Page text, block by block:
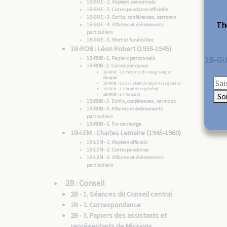
1B-GUE - 1. Papiers personnels
1B-GUE - 2. Correspondance officielle
1B-GUE - 3. Ecrits, conférences, sermons
1B-GUE - 4. Affaires et évènements
particuliers
1B-GUE - 5. Mort et funérailles
1B-ROB : Léon Robert (1935-1945)
1B-ROB - 1. Papiers personnels
1B-ROB - 2. Correspondance
1B-ROB - 2.1 Procures de Hong Kong et
Shanghai
1B-ROB - 2.2 Assistant du Supérieur général
1B-ROB - 2.3 Supérieur général
1B-ROB - 2.4 Retraite
1B-ROB - 3. Ecrits, conférences, sermons
1B-ROB - 4. Affaires et évènements
particuliers
1B-ROB - 5. Fin de charge
1B-LEM : Charles Lemaire (1945-1960)
1B-LEM - 1. Papiers officiels
1B-LEM - 2. Correspondance
1B-LEM - 3. Affaires et évènements
particuliers
2B : Conseil
2B - 1. Séances du Conseil central
2B - 2. Correspondance
2B - 3. Papiers des assistants et
1B-